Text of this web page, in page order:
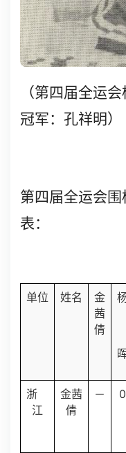
（第四届全运
冠军：孔祥明）
第四届全运会
表：
单位 姓名
金
茜
倩
浙
江
金茜
倩
－ 0